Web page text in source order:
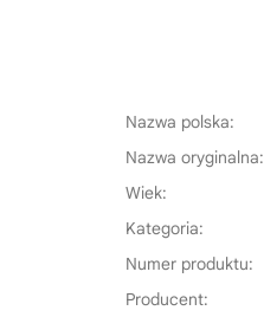
Nazwa polska:
Nazwa oryginalna:
Wiek:
Kategoria:
Numer produktu:
Producent: